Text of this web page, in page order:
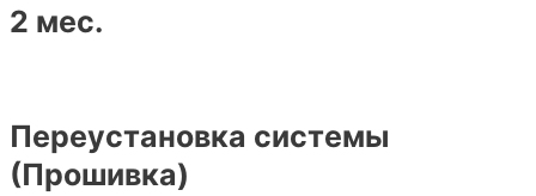
2 мес.
Переустановка системы
(Прошивка)